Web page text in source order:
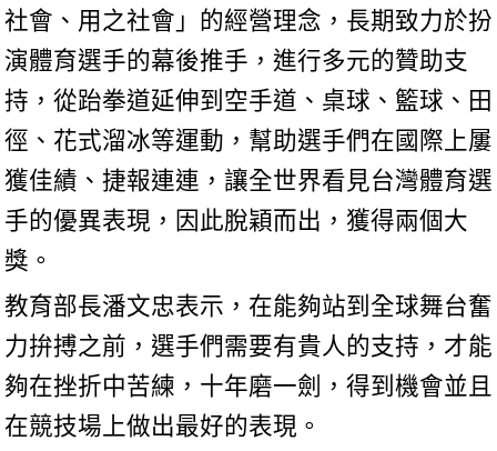
社會、用之社會」的經營理念，長期致力於扮
演體育選手的幕後推手，進行多元的贊助支
持，從跆拳道延伸到空手道、桌球、籃球、田
徑、花式溜冰等運動，幫助選手們在國際上屢
獲佳績、捷報連連，讓全世界看見台灣體育選
手的優異表現，因此脫穎而出，獲得兩個大
獎。
教育部長潘文忠表示，在能夠站到全球舞台奮
力拚搏之前，選手們需要有貴人的支持，才能
夠在挫折中苦練，十年磨一劍，得到機會並且
在競技場上做出最好的表現。